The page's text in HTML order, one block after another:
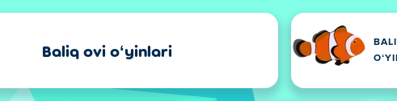
Baliq ovi oʻyinlari